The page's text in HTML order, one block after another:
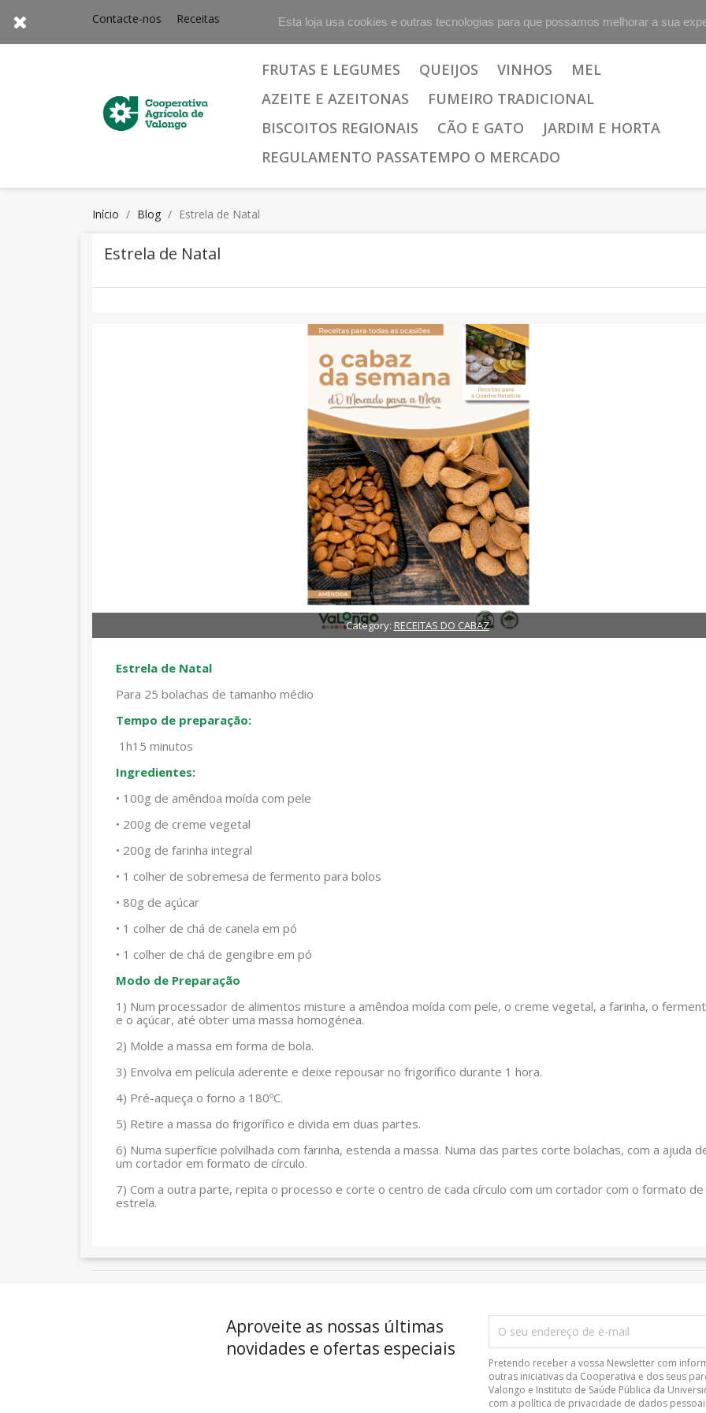
Esta loja usa cookies e outras tecnologias para que possamos melhorar a sua
Contacte-nos Receitas
FRUTAS E LEGUMES QUEIJOS VINHOS
MEL
AZEITE E AZEITONAS
FUMEIRO TRADICIONAL
BISCOITOS REGIONAIS
CÃO E GATO
JARDIM E HORTA
REGULAMENTO PASSATEMPO O MERCADO
Início Blog Estrela de Natal
Estrela de Natal
Category: RECEITAS DO CABAZ
Estrela de Natal
Para 25 bolachas de tamanho médio
Tempo de preparação:
1h15 minutos
Ingredientes:
• 100g de amêndoa moída com pele
• 200g de creme vegetal
• 200g de farinha integral
• 1 colher de sobremesa de fermento para bolos
• 80g de açúcar
• 1 colher de chá de canela em pó
• 1 colher de chá de gengibre em pó
Modo de Preparação
1) Num processador de alimentos misture a amêndoa moída com pele, o creme vegetal, a farinha, o
e o açúcar, até obter uma massa homogénea.
2) Molde a massa em forma de bola.
3) Envolva em película aderente e deixe repousar no frigorífico durante 1 hora.
4) Pré-aqueça o forno a 180ºC.
5) Retire a massa do frigorífico e divida em duas partes.
6) Numa superfície polvilhada com farinha, estenda a massa. Numa das partes corte bolachas, com a ajuda
um cortador em formato de círculo.
7) Com a outra parte, repita o processo e corte o centro de cada círculo com um cortador com o formato de
estrela.
Aproveite as nossas últimas
novidades e ofertas especiais
Pretendo receber a vossa Newsletter com
outras iniciativas da Cooperativa e dos seus
Valongo e Instituto de Saúde Pública da
com a política de privacidade de dados